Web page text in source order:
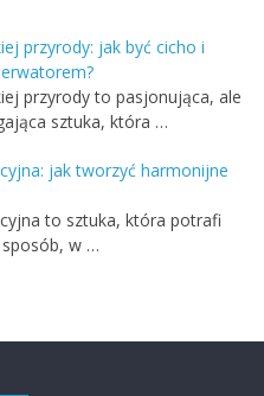
przyrody: jak być cicho i
przyrody to pasjonująca, ale
sztuka, która …
jak tworzyć harmonijne
to sztuka, która potrafi
sposób, w …